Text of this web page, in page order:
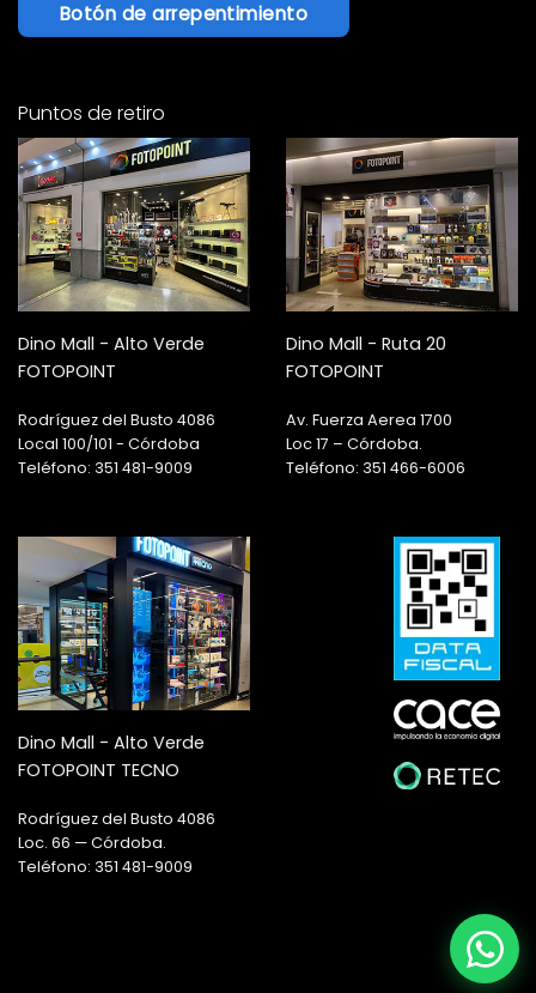
Botón de arrepentimiento
Puntos de retiro
Dino Mall - Alto Verde
FOTOPOINT
Rodríguez del Busto 4086
Local 100/101 - Córdoba
Teléfono: 351 481-9009
Dino Mall - Ruta 20
FOTOPOINT
Av. Fuerza Aerea 1700
Loc 17 – Córdoba.
Teléfono: 351 466-6006
Dino Mall - Alto Verde
FOTOPOINT TECNO
Rodríguez del Busto 4086
Loc. 66 — Córdoba.
Teléfono: 351 481-9009